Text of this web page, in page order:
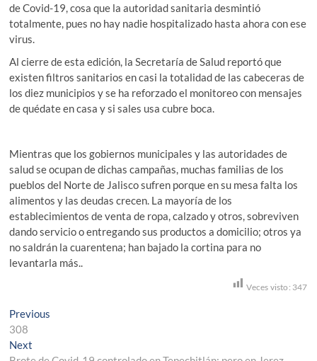
de Covid-19, cosa que la autoridad sanitaria desmintió
totalmente, pues no hay nadie hospitalizado hasta ahora con ese
virus.
Al cierre de esta edición, la Secretaría de Salud reportó que
existen filtros sanitarios en casi la totalidad de las cabeceras de
los diez municipios y se ha reforzado el monitoreo con mensajes
de quédate en casa y si sales usa cubre boca.
Mientras que los gobiernos municipales y las autoridades de
salud se ocupan de dichas campañas, muchas familias de los
pueblos del Norte de Jalisco sufren porque en su mesa falta los
alimentos y las deudas crecen. La mayoría de los
establecimientos de venta de ropa, calzado y otros, sobreviven
dando servicio o entregando sus productos a domicilio; otros ya
no saldrán la cuarentena; han bajado la cortina para no
levantarla más..
Veces visto: 347
Navegación
de
Previous
308
Next